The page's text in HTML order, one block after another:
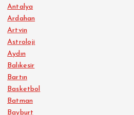
Antalya
Ardahan
Artvin
Astroloji
Aydın
Balıkesir
Bartın
Basketbol
Batman
Bayburt